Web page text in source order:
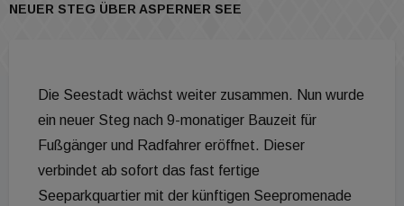
NEUER STEG ÜBER ASPERNER SEE
Die Seestadt wächst weiter zusammen. Nun wurde
ein neuer Steg nach 9-monatiger Bauzeit für
Fußgänger und Radfahrer eröffnet. Dieser
verbindet ab sofort das fast fertige
Seeparkquartier mit der künftigen Seepromenade